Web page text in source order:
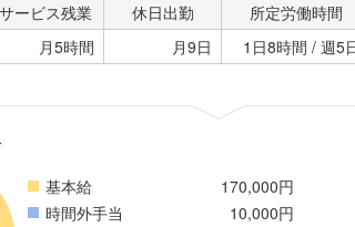
こちらの企
サービス残業 休日出勤
所定労働時間
月5時間 月9日 1日8時間 / 週5
基本給
170,000円
時間外手当
10,000円